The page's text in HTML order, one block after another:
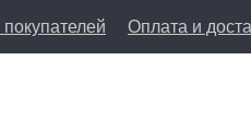
покупателей Оплата и